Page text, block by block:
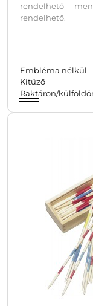
rendelhető
rendelhető.
Embléma nélkül
Kitűző
Raktáron/